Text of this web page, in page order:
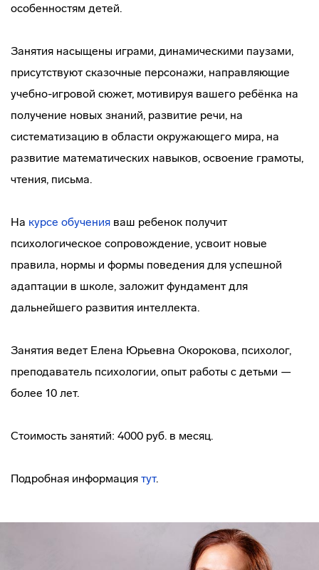
особенностям детей.
Занятия насыщены играми, динамическими паузами,
присутствуют сказочные персонажи, направляющие
учебно-игровой сюжет, мотивируя вашего ребёнка на
получение новых знаний, развитие речи, на
систематизацию в области окружающего мира, на
развитие математических навыков, освоение грамоты,
чтения, письма.
На курсе обучения ваш ребенок получит
психологическое сопровождение, усвоит новые
правила, нормы и формы поведения для успешной
адаптации в школе, заложит фундамент для
дальнейшего развития интеллекта.
Занятия ведет Елена Юрьевна Окорокова, психолог,
преподаватель психологии, опыт работы с детьми —
более 10 лет.
Стоимость занятий: 4000 руб. в месяц.
Подробная информация тут.